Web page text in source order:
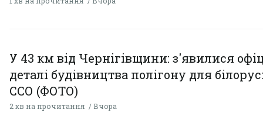
У 43 км від Чернігівщини: з'явилися
деталі будівництва полігону для
ССО (ФОТО)
2 хв на прочитання Вчора